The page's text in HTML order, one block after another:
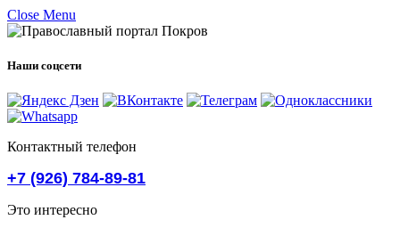
Close Menu
Наши соцсети
Контактный телефон
+7 (926) 784-89-81
Это интересно